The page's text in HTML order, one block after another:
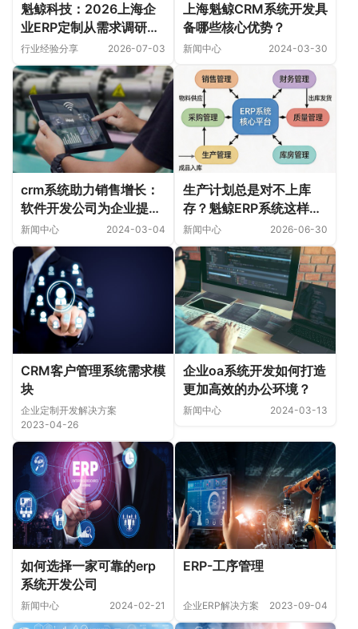
魁鲸科技：2026上海企
业ERP定制从需求调研到
上线全流程指南
行业经验分享 2026-07-03
上海魁鲸CRM系统开发具
备哪些核心优势？
新闻中心 2024-03-30
crm系统助力销售增长：
软件开发公司为企业提供
的关键工具
新闻中心 2024-03-04
生产计划总是对不上库
存？魁鲸ERP系统这样解
决！
新闻中心 2026-06-30
CRM客户管理系统需求模
块
企业定制开发解决方案
2023-04-26
企业oa系统开发如何打造
更加高效的办公环境？
新闻中心 2024-03-13
如何选择一家可靠的erp
系统开发公司
新闻中心 2024-02-21
ERP-工序管理
企业ERP解决方案 2023-09-04